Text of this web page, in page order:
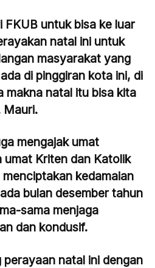
FKUB untuk bisa ke luar
natal ini untuk
masyarakat yang
di pinggiran kota ini, di
makna natal itu bisa kita
Mauri.
mengajak umat
umat Kriten dan Katolik
kedamaian
bulan desember tahun
sama menjaga
dan kondusif.
natal ini dengan